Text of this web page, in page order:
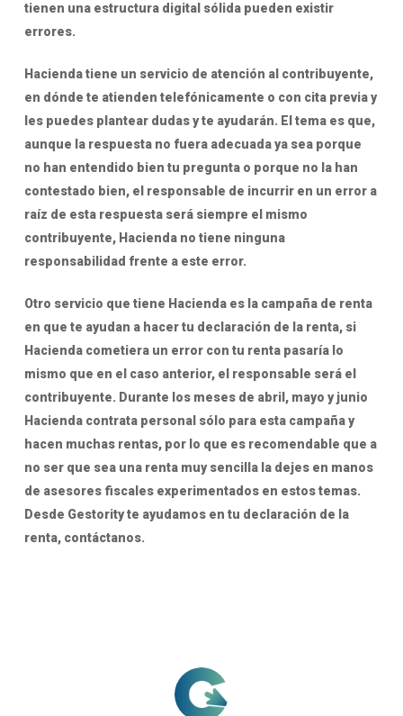
tienen una estructura digital sólida pueden existir
errores.
Hacienda tiene un servicio de atención al contribuyente,
en dónde te atienden telefónicamente o con cita previa y
les puedes plantear dudas y te ayudarán. El tema es que,
aunque la respuesta no fuera adecuada ya sea porque
no han entendido bien tu pregunta o porque no la han
contestado bien, el responsable de incurrir en un error a
raíz de esta respuesta será siempre el mismo
contribuyente, Hacienda no tiene ninguna
responsabilidad frente a este error.
Otro servicio que tiene Hacienda es la campaña de renta
en que te ayudan a hacer tu declaración de la renta, si
Hacienda cometiera un error con tu renta pasaría lo
mismo que en el caso anterior, el responsable será el
contribuyente. Durante los meses de abril, mayo y junio
Hacienda contrata personal sólo para esta campaña y
hacen muchas rentas, por lo que es recomendable que a
no ser que sea una renta muy sencilla la dejes en manos
de asesores fiscales experimentados en estos temas.
Desde Gestority te ayudamos en tu declaración de la
renta, contáctanos.